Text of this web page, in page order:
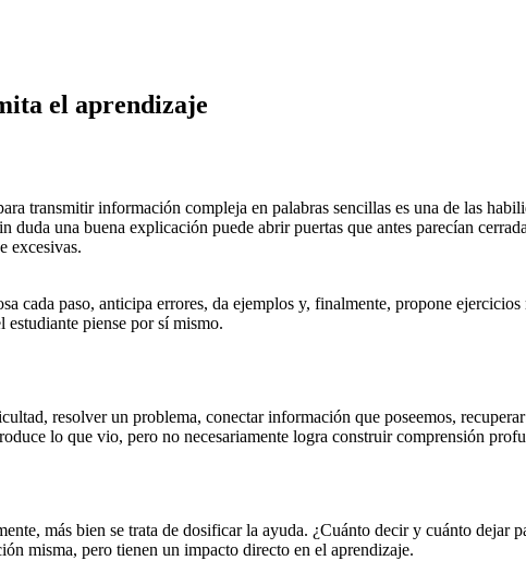
el aprendizaje
transmitir información compleja en palabras sencillas es una de las
una buena explicación puede abrir puertas que antes parecían
excesivas.
cada paso, anticipa errores, da ejemplos y, finalmente, propone
estudiante piense por sí mismo.
resolver un problema, conectar información que poseemos,
lo que vio, pero no necesariamente logra construir comprensión
más bien se trata de dosificar la ayuda. ¿Cuánto decir y cuánto dejar
misma, pero tienen un impacto directo en el aprendizaje.